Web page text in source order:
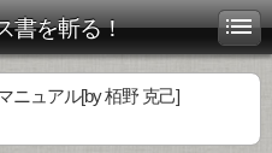
書を斬る！
ニュアル[by 栢野 克己]